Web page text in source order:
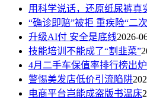
用科学说话，还原纸尿裤真
“确诊即赔”被拒 重疾险“二
升级AI付 安全是底线2026-
技能培训不能成了“割韭菜”
4月二手车保值率排行榜出
警惕美发店低价引流陷阱
电商平台岂能成盗版书温床